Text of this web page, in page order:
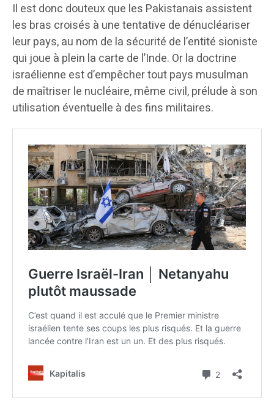
Il est donc douteux que les Pakistanais assistent
les bras croisés à une tentative de dénucléariser
leur pays, au nom de la sécurité de l’entité sioniste
qui joue à plein la carte de l’Inde. Or la doctrine
israélienne est d’empêcher tout pays musulman
de maîtriser le nucléaire, même civil, prélude à son
utilisation éventuelle à des fins militaires.